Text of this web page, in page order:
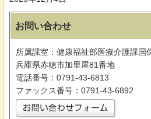
お問い合わせ
所属課室：健康福祉部医療介護課国
兵庫県赤穂市加里屋81番地
電話番号：0791-43-6813
ファックス番号：0791-43-6892